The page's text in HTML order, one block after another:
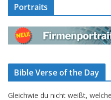
Portraits
Bible Verse of the Day
Gleichwie du nicht weißt,